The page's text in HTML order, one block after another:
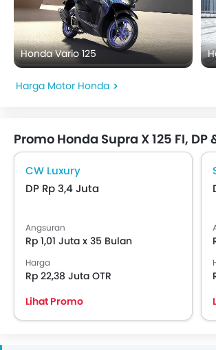
Honda Vario 125
Harga Motor Honda
Promo Honda Supra X 125 FI, DP
CW Luxury
DP Rp 3,4 Juta
Angsuran
Rp 1,01 Juta x 35 Bulan
Harga
Rp 22,38 Juta OTR
Lihat Promo